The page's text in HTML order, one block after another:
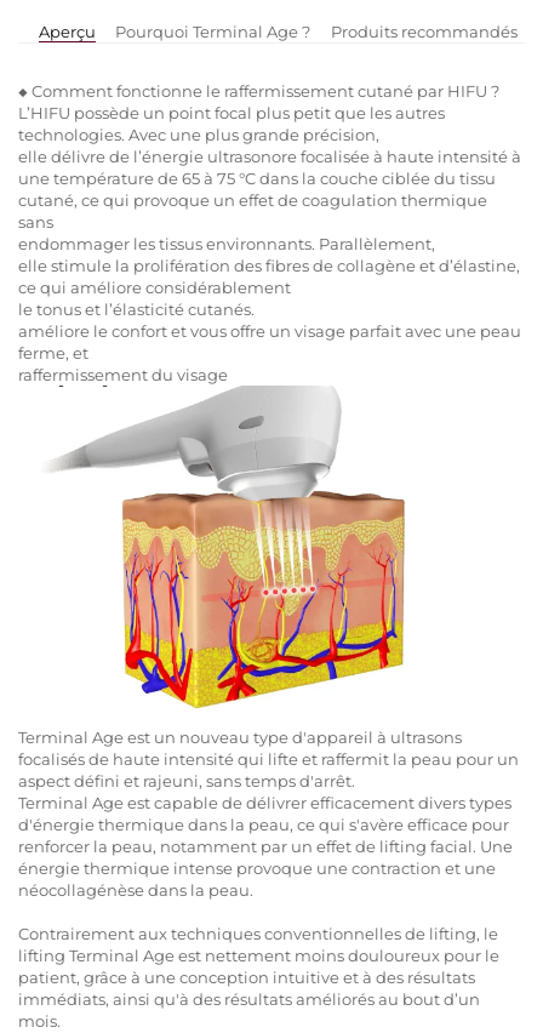
Aperçu Pourquoi Terminal Age ? Produits recommandés
◆ Comment fonctionne le raffermissement cutané par HIFU ?
L’HIFU possède un point focal plus petit que les autres
technologies. Avec une plus grande précision,
elle délivre de l’énergie ultrasonore focalisée à haute intensité à
une température de 65 à 75 °C dans la couche ciblée du tissu
cutané, ce qui provoque un effet de coagulation thermique
sans
endommager les tissus environnants. Parallèlement,
elle stimule la prolifération des fibres de collagène et d’élastine,
ce qui améliore considérablement
le tonus et l’élasticité cutanés.
améliore le confort et vous offre un visage parfait avec une peau
ferme, et
raffermissement du visage
Terminal Age est un nouveau type d'appareil à ultrasons
focalisés de haute intensité qui lifte et raffermit la peau pour un
aspect défini et rajeuni, sans temps d'arrêt.
Terminal Age est capable de délivrer efficacement divers types
d'énergie thermique dans la peau, ce qui s'avère efficace pour
renforcer la peau, notamment par un effet de lifting facial. Une
énergie thermique intense provoque une contraction et une
néocollagénèse dans la peau.
Contrairement aux techniques conventionnelles de lifting, le
lifting Terminal Age est nettement moins douloureux pour le
patient, grâce à une conception intuitive et à des résultats
immédiats, ainsi qu'à des résultats améliorés au bout d’un
mois.